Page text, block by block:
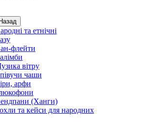
Назад
та етнічні
флейти
вітру
чаши
арфи
(Ханги)
та кейси для народних